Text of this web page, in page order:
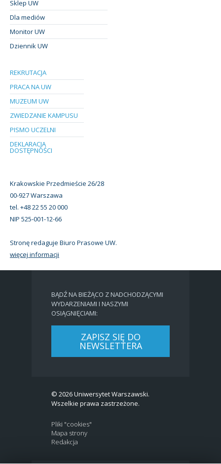
Sklep UW
Dla mediów
Monitor UW
Dziennik UW
REKRUTACJA
PRACA NA UW
MUZEUM UW
ZWIEDZANIE KAMPUSU
PISMO UCZELNI
DEKLARACJA
DOSTĘPNOŚCI
Krakowskie Przedmieście 26/28
00-927 Warszawa
tel. +48 22 55 20 000
NIP 525-001-12-66
Stronę redaguje Biuro Prasowe UW.
więcej informacji
BĄDŹ NA BIEŻĄCO Z NADCHODZĄCYMI
WYDARZENIAMI I NASZYMI
OSIĄGNIĘCIAMI:
ZAPISZ SIĘ DO
NEWSLETTERA
© 2026 Uniwersytet Warszawski.
Wszelkie prawa zastrzeżone.
Pliki "cookies"
Mapa strony
Redakcja